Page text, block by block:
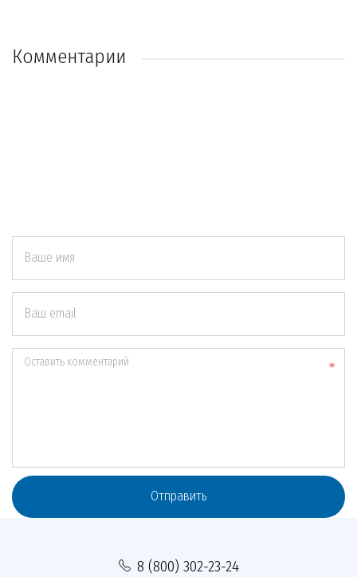
Комментарии
Ваше имя
Ваш email
Оставить комментарий
Отправить
8 (800) 302-23-24